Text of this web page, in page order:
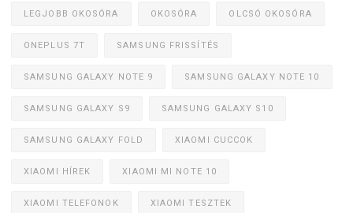
LEGJOBB OKOSÓRA OKOSÓRA OLCSÓ OKOSÓRA
ONEPLUS 7T SAMSUNG FRISSÍTÉS
SAMSUNG GALAXY NOTE 9 SAMSUNG GALAXY NOTE 10
SAMSUNG GALAXY S9 SAMSUNG GALAXY S10
SAMSUNG GALAXY FOLD XIAOMI CUCCOK
XIAOMI HÍREK XIAOMI MI NOTE 10
XIAOMI TELEFONOK XIAOMI TESZTEK